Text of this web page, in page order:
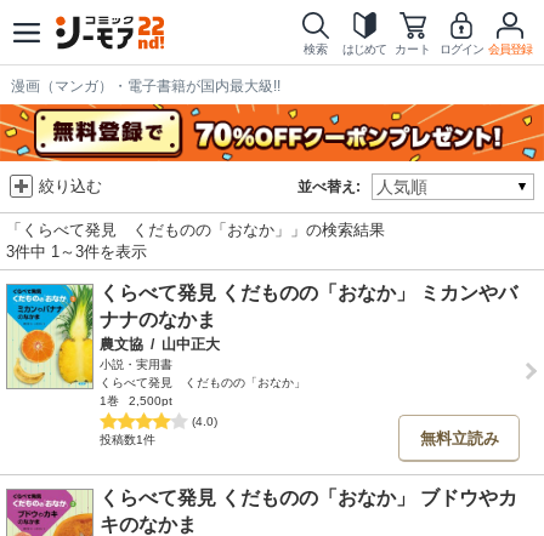
検索 はじめて カート ログイン 会員登録
漫画（マンガ）・電子書籍が国内最大級!!
並べ替え:
絞り込む
「くらべて発見 くだものの「おなか」」の検索結果
3件中 1～3件を表示
くらべて発見 くだものの「おなか」 ミカンやバ
ナナのなかま
農文協 / 山中正大
小説・実用書
くらべて発見 くだものの「おなか」
1巻
2,500pt
(4.0)
投稿数1件
無料立読み
くらべて発見 くだものの「おなか」 ブドウやカ
キのなかま